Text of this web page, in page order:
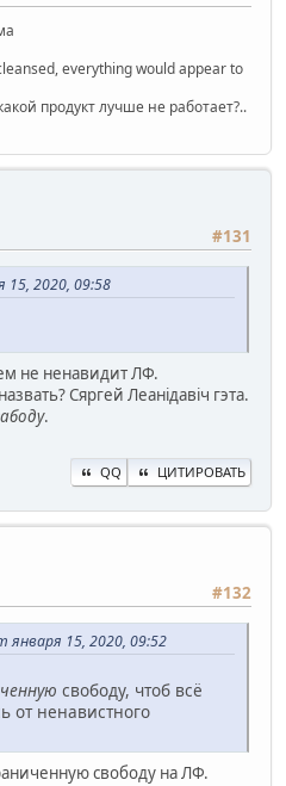
everything would appear to
продукт лучше не работает?..
#131
2020, 09:58
не ненавидит ЛФ.
Сяргей Леанiдавiч гэта.
.
QQ ЦИТИРОВАТЬ
#132
января 15, 2020, 09:52
свободу, чтоб всё
от ненавистного
свободу на ЛФ.